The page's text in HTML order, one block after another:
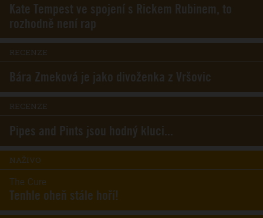
Kate Tempest ve spojení s Rickem Rubinem, to
rozhodně není rap
RECENZE
Bára Zmeková je jako divoženka z Vršovic
RECENZE
Pipes and Pints jsou hodný kluci...
NAŽIVO
The Cure
Tenhle oheň stále hoří!